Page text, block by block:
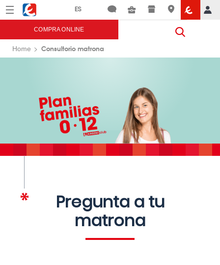
Menú Eroski
COMPRA ONLINE
Home Consultorio matrona
Pregunta a tu
matrona